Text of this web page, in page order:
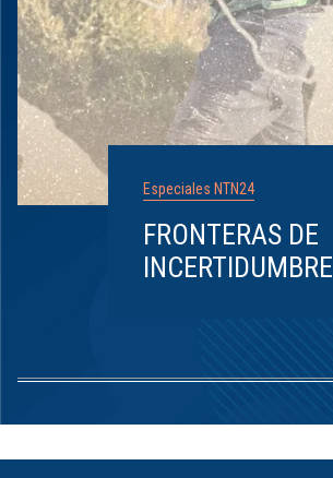
Especiales NTN24
FRONTERAS DE
INCERTIDUMBRE
1
8